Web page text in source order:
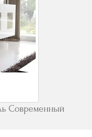
Современный